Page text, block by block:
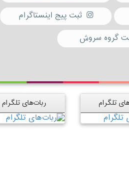
ثبت پیج اینستاگرام
گروه سروش
تلگرام ربات‌های تلگرام